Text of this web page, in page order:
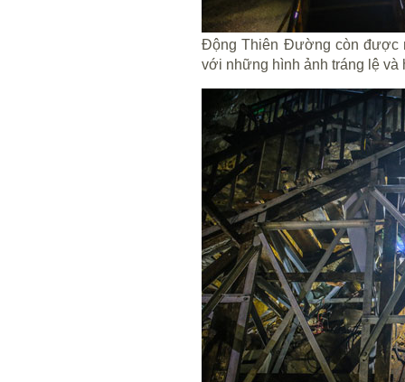
Động Thiên Đường còn được
với những hình ảnh tráng lệ và